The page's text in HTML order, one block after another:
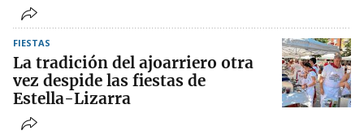
FIESTAS
La tradición del ajoarriero otra
vez despide las fiestas de
Estella-Lizarra